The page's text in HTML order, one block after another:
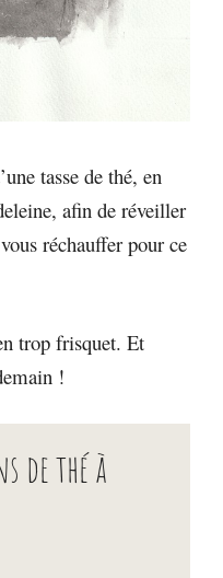
tasse de thé, en
afin de réveiller
réchauffer pour ce
trop frisquet. Et
!
de thé à